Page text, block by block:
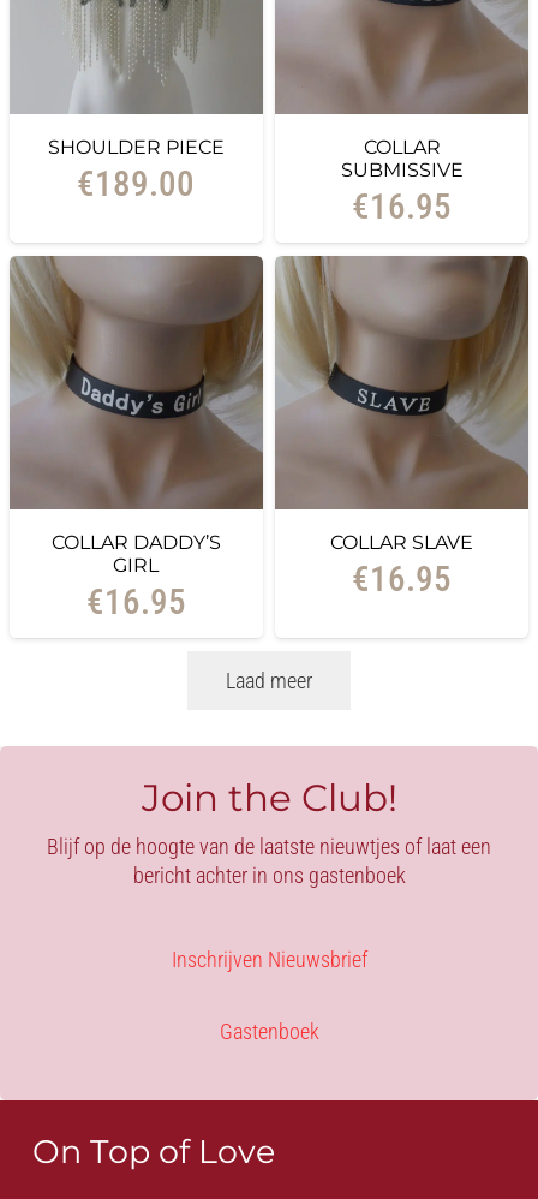
SHOULDER PIECE
€189.00
COLLAR
SUBMISSIVE
€16.95
COLLAR DADDY’S
GIRL
€16.95
COLLAR SLAVE
€16.95
Laad meer
Join the Club!
Blijf op de hoogte van de laatste nieuwtjes of laat een
bericht achter in ons gastenboek
Inschrijven Nieuwsbrief
Gastenboek
On Top of Love